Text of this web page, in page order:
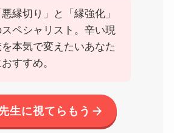
悪縁切り」と「縁強化」
ペシャリスト。辛い現
本気で変えたいあなた
すすめ。
生に視てらもう